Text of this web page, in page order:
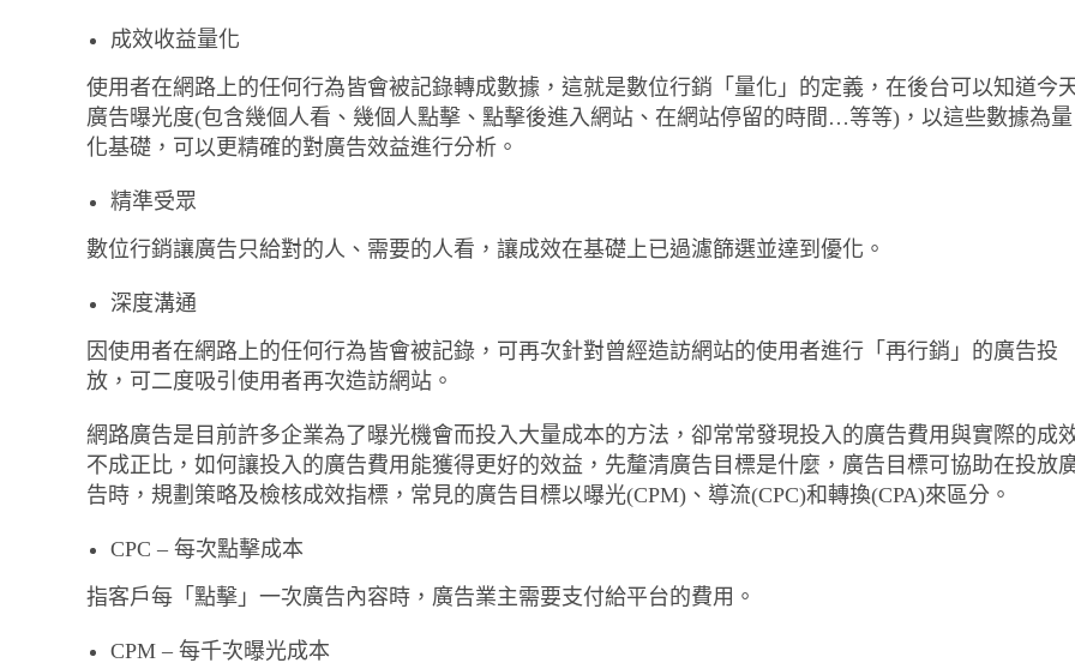
成效收益量化
使用者在網路上的任何行為皆會被記錄轉成數據，這就是數位行銷「量化」的定義，在後台可以知道今
廣告曝光度(包含幾個人看、幾個人點擊、點擊後進入網站、在網站停留的時間…等等)，以這些數據為量
化基礎，可以更精確的對廣告效益進行分析。
精準受眾
數位行銷讓廣告只給對的人、需要的人看，讓成效在基礎上已過濾篩選並達到優化。
深度溝通
因使用者在網路上的任何行為皆會被記錄，可再次針對曾經造訪網站的使用者進行「再行銷」的廣告投
放，可二度吸引使用者再次造訪網站。
網路廣告是目前許多企業為了曝光機會而投入大量成本的方法，卻常常發現投入的廣告費用與實際的成
不成正比，如何讓投入的廣告費用能獲得更好的效益，先釐清廣告目標是什麼，廣告目標可協助在投放
告時，規劃策略及檢核成效指標，常見的廣告目標以曝光(CPM)、導流(CPC)和轉換(CPA)來區分。
CPC – 每次點擊成本
指客戶每「點擊」一次廣告內容時，廣告業主需要支付給平台的費用。
CPM – 每千次曝光成本